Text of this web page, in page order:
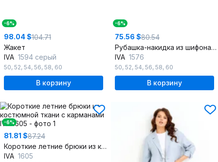
-6%
98.04 $104.71
Жакет
IVA 1594 серый
50, 52, 54, 56, 58, 60
В корзину
-6%
75.56 $80.54
Рубашка-накидка из шифона свободного силуэта для демисезона
IVA 1576
50, 52, 54, 56, 58, 60
В корзину
-6%
81.81 $87.24
Короткие летние брюки из костюмной ткани с карманами
IVA 1605